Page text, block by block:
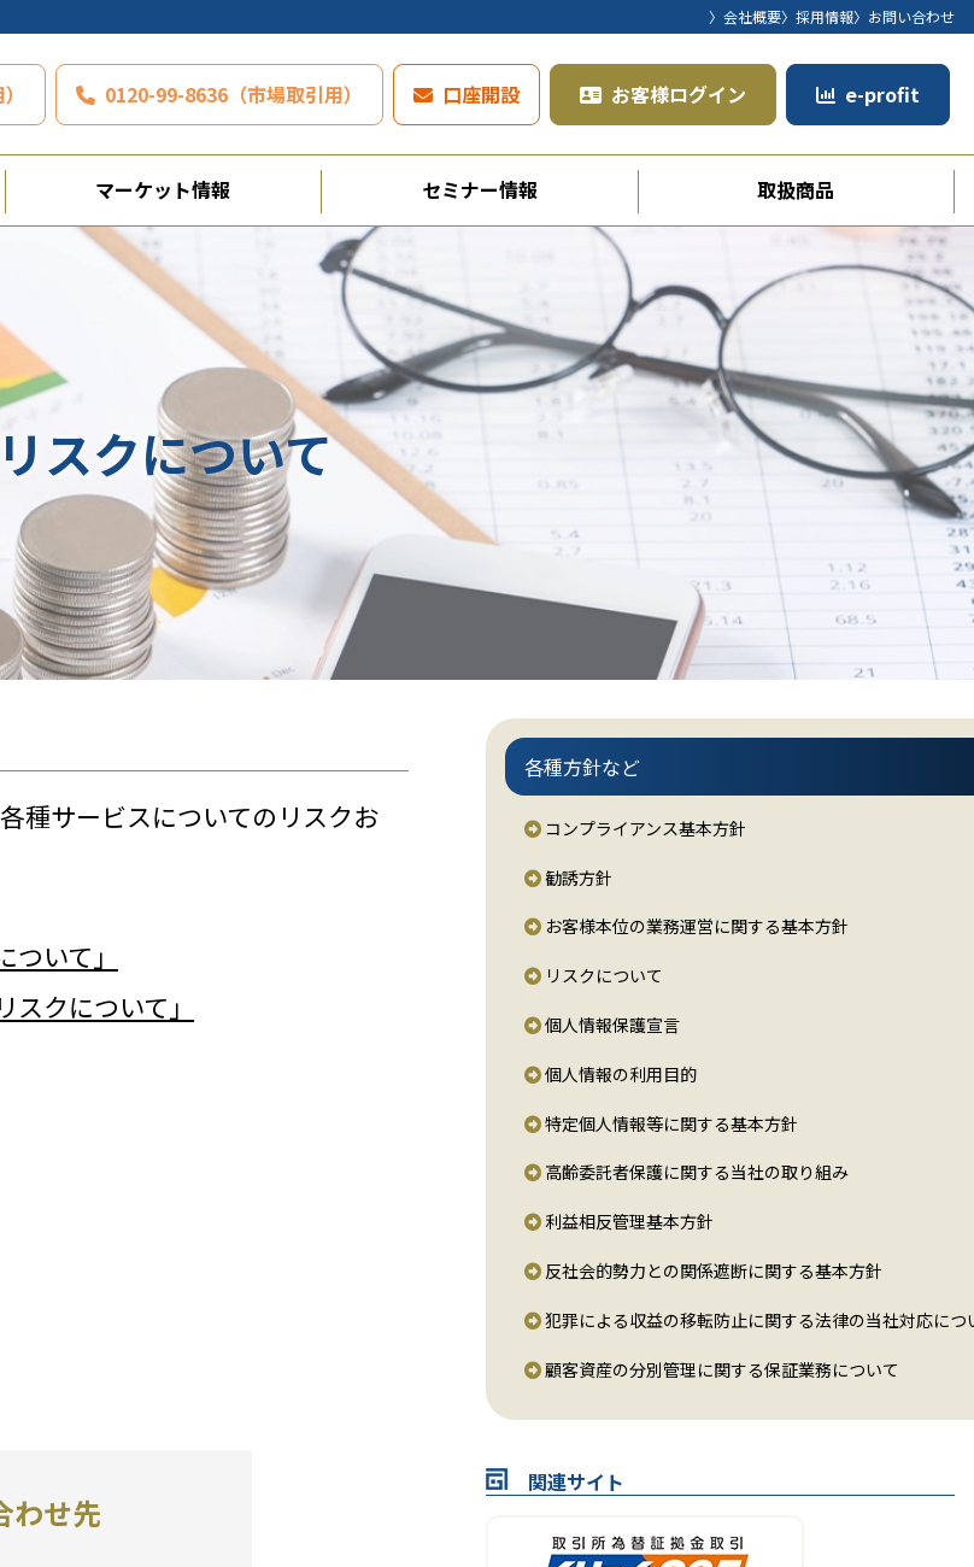
〉会社概要〉採用情報〉お問い合わせ
0120-99-8636（市場取引用） 口座開設 お客様ログイン e-profit
マーケット情報 セミナー情報 取扱商品
リスクについて
種サービスについてのリスクお
いて」
クについて」
わせ先
各種方針など
コンプライアンス基本方針
勧誘方針
お客様本位の業務運営に関する基本方針
リスクについて
個人情報保護宣言
個人情報の利用目的
特定個人情報等に関する基本方針
高齢委託者保護に関する当社の取り組み
利益相反管理基本方針
反社会的勢力との関係遮断に関する基本方針
犯罪による収益の移転防止に関する法律の当社対応につ
顧客資産の分別管理に関する保証業務について
関連サイト